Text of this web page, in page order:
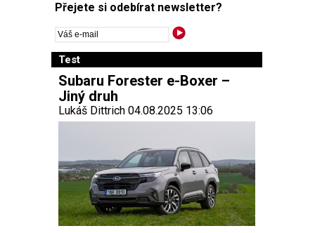
Přejete si odebírat newsletter?
Test
Subaru Forester e-Boxer –
Jiný druh
Lukáš Dittrich 04.08.2025 13:06